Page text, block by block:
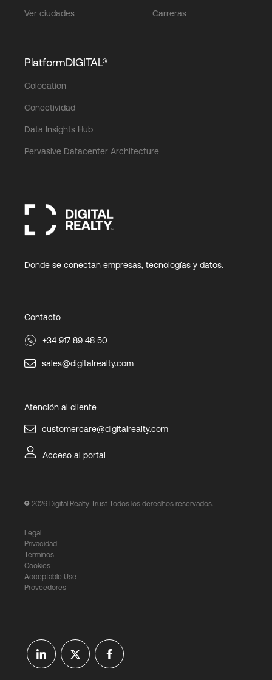
Ver ciudades Carreras
PlatformDIGITAL®
Colocation
Conectividad
Data Insights Hub
Pervasive Datacenter Architecture
Donde se conectan empresas, tecnologías y datos.
Contacto
+34 917 89 48 50
sales@digitalrealty.com
Atención al cliente
customercare@digitalrealty.com
Acceso al portal
2026 Digital Realty Trust Todos los derechos reservados.
Legal
Privacidad
Términos
Cookies
Acceptable Use
Proveedores